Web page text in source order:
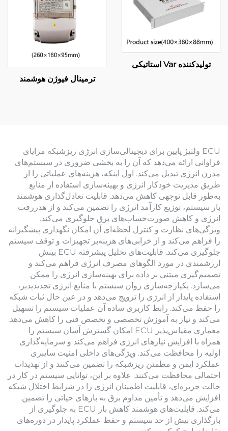
تولیدکننده Var استاتیکی
ترمینال فیوژن هوشمند
ECU ولتیژ پایین برای دیجیتالی‌سازی انرژی ریزشبکه مزایای
فراوانی ارائه می‌دهد که آن را به بخشی ضروری در سیستم‌های
مدرن انرژی تبدیل می‌کند. اول اینکه، هزینه‌های عملیاتی را از
طریق مدیریت خودکار انرژی و بهینه‌سازی استفاده از منابع
به‌طور قابل توجهی کاهش می‌دهد. قابلیت تعادل‌گذاری هوشمند
بار سیستم، توزیع کارآمد انرژی را تضمین می‌کند و از هدررفت
انرژی و کاهش صورت‌حساب‌های برق جلوگیری می‌کند.
ویژگی‌های نظارت و کنترل لحظه‌ای آن امکان نگهداری پیشگیرانه
را فراهم می‌کند و از خرابی‌های هزینه‌بر تجهیزات و توقف سیستم
جلوگیری می‌کند. قابلیت‌های تحلیل پیشرفته ECU بینش
ارزشمندی در مورد الگوهای مصرف انرژی فراهم می‌کند و
تصمیم‌گیری مبتنی بر داده برای بهینه‌سازی انرژی را ممکن
می‌سازد. یکپارچه‌سازی روان سیستم با منابع انرژی تجدیدپذیر،
استفاده پایدار از انرژی را ترویج می‌دهد و در عین حال ثبات شبکه
را حفظ می‌کند. رابط کاربری ساده آن عملیات سیستم را تسهیل
می‌کند و نیاز به آموزش تخصصی و تخصص فنی را کاهش می‌دهد.
معماری مقیاس‌پذیر ECU امکان گسترش آسان سیستم را
همراه با افزایش نیازهای انرژی فراهم می‌کند و سرمایه‌گذاری
اولیه را محافظت می‌کند. ویژگی‌های داخلی امنیت سایبری
عملکرد ایمن و مطمئن ریزشبکه را تضمین می‌کنند و از تهدیدات
احتمالی محافظت می‌کنند. علاوه بر این، توانایی سیستم در کار در
حالت جزیره‌ای، قابلیت اطمینان انرژی را در شرایط اختلال شبکه
افزایش می‌دهد و تأمین مداوم برق به بارهای حیاتی را تضمین
می‌کند. قابلیت‌های هوشمند کاهش بار ECU به جلوگیری از
بارگذاری بیش از حد سیستم و حفظ عملکرد پایدار در دوره‌های